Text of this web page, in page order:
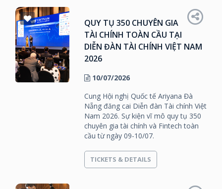
QUY TỤ 350 CHUYÊN GIA
TÀI CHÍNH TOÀN CẦU TẠI
DIỄN ĐÀN TÀI CHÍNH VIỆT NAM
2026
10/07/2026
Cung Hội nghị Quốc tế Ariyana Đà
Nẵng đăng cai Diễn đàn Tài chính Việt
Nam 2026. Sự kiện vĩ mô quy tụ 350
chuyên gia tài chính và Fintech toàn
cầu từ ngày 09-10/07.
TICKETS & DETAILS